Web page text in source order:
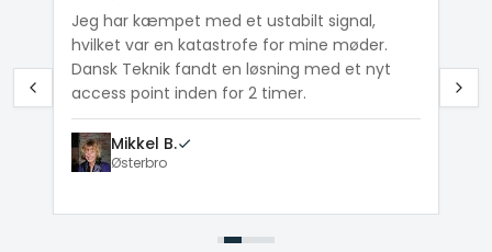
Jeg har kæmpet med et ustabilt signal,
hvilket var en katastrofe for mine møder.
Dansk Teknik fandt en løsning med et nyt
access point inden for 2 timer.
Mikkel B.
Østerbro